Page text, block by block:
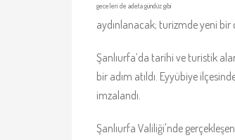
geceleri de adeta gündüz gibi
aydınlanacak; turizmde yeni bir
Şanlıurfa’da tarihi ve turistik
bir adım atıldı. Eyyübiye
imzalandı.
Şanlıurfa Valiliği'nde